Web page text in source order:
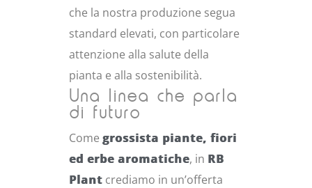
che la nostra produzione segua
standard elevati, con particolare
attenzione alla salute della
pianta e alla sostenibilità.
Una linea che parla
di futuro
Come grossista piante, fiori
ed erbe aromatiche, in RB
Plant crediamo in un’offerta